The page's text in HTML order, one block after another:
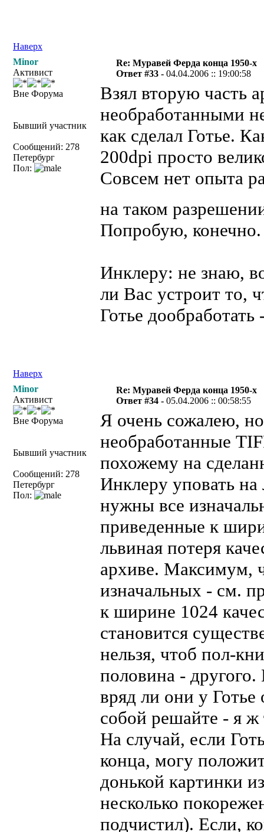
Наверх
Minor
Активист
Вне Форума
Бывший участник
Сообщений: 278
Петербург
Пол:
Re: Муравей Ферда конца 1950-х
Ответ #33 -04.04.2006 :: 19:00:58
Взял вторую часть
необработанными
как сделал Готье.
200dpi просто
Совсем нет опыта
на таком
Попробую, конечно.
Инклеру: не знаю,
ли Вас устроит то,
Готье
Наверх
Minor
Активист
Вне Форума
Бывший участник
Сообщений: 278
Петербург
Пол:
Re: Муравей Ферда конца 1950-х
Ответ #34 -05.04.2006 :: 00:58:55
Я очень сожалею,
необработанные
похожему на
Инклеру уповать
нужны все
приведенные к
львиная потеря
архиве. Максимум,
изначальных - см.
к ширине 1024
становится
нельзя, чтоб пол-
половина -
вряд ли они у
собой решайте - я ж
На случай, если
конца, могу
донькой картинки
несколько
подчистил). Если,